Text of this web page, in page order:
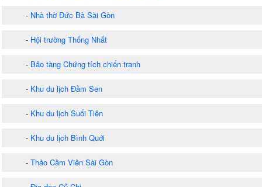
- Nhà thờ Đức Bà Sài Gòn
- Hội trường Thống Nhất
- Bảo tàng Chứng tích chiến tranh
- Khu du lịch Đầm Sen
- Khu du lịch Suối Tiên
- Khu du lịch Bình Quới
- Thảo Cầm Viên Sài Gòn